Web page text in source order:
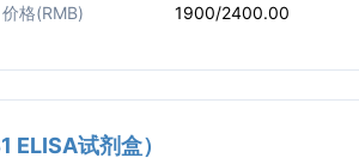
价格(RMB) 1900/2400.00
试剂盒）